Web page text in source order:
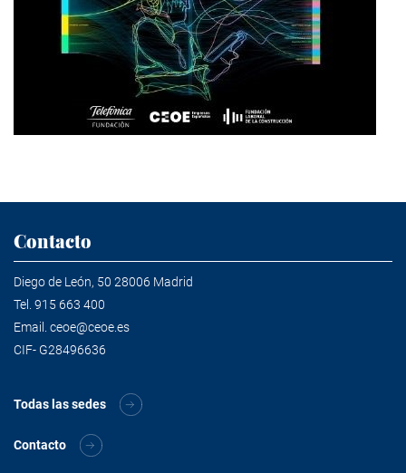
Contacto
Diego de León, 50 28006 Madrid
Tel. 915 663 400
Email. ceoe@ceoe.es
CIF- G28496636
Todas las sedes
Contacto